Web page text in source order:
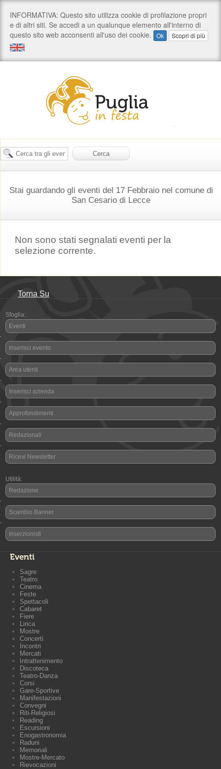
Stai guardando gli eventi del 17 Febbraio nel comune di
San Cesario di Lecce
Non sono stati segnalati eventi per la
selezione corrente.
Torna Su
Sfoglia:
Eventi
-
Inserisci evento
-
Area utenti
-
Inserisci azienda
-
Approfondimenti
-
Redazionali
-
Ricevi Newsletter
Utilità:
Redazione
-
Scambio Banner
-
Inserzionisti
Eventi
Sagre
Teatro
Cinema
Feste
Spettacoli
Cabaret
Fiere
Lirica
Mostre
Concerti
Incontri
Mercati
Intrattenimento
Discoteca
Teatro-Danza
Corsi
Gare-Sportive
Manifestazioni
Convegni
Riti-Religiosi
Reading
Escursioni
Enogastronomia
Raduni
Memoriali
Mostre-Mercato
Rievocazioni